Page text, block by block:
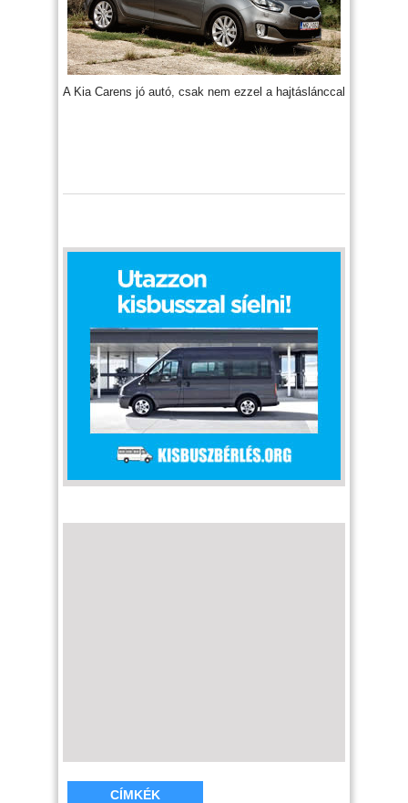
A Kia Carens jó autó, csak nem ezzel a hajtáslánccal
CÍMKÉK